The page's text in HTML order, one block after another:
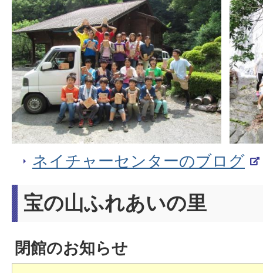
ネイチャーセンターのブログ
宝の山ふれあいの里
閉館のお知らせ